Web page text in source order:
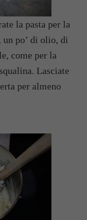
la pasta per la
un po’ di olio, di
come per la
Lasciate
per almeno